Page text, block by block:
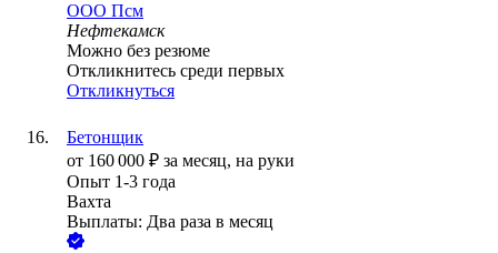
ООО Псм
Нефтекамск
Можно без резюме
Откликнитесь среди первых
Откликнуться
Бетонщик
от 160 000 ₽ за месяц, на руки
Опыт 1-3 года
Вахта
Выплаты: Два раза в месяц